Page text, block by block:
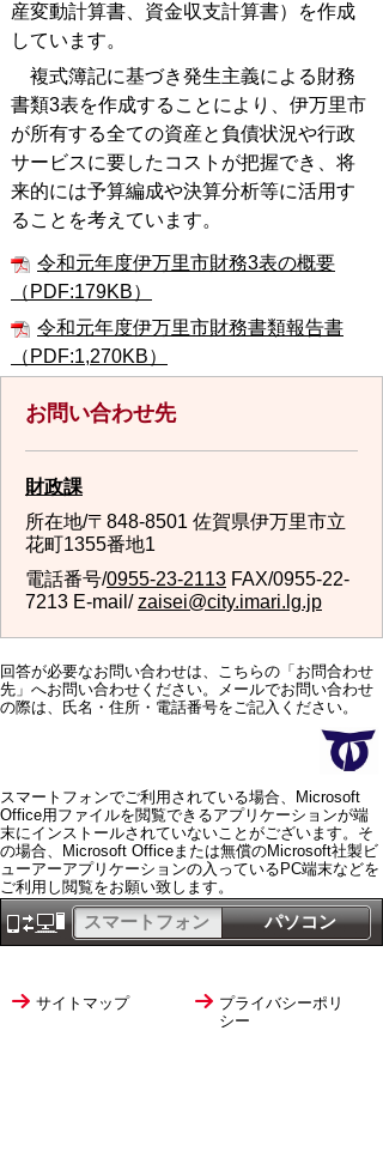
産変動計算書、資金収支計算書）を作成
しています。
複式簿記に基づき発生主義による財務
書類3表を作成することにより、伊万里市
が所有する全ての資産と負債状況や行政
サービスに要したコストが把握でき、将
来的には予算編成や決算分析等に活用す
ることを考えています。
令和元年度伊万里市財務3表の概要
（PDF:179KB）
令和元年度伊万里市財務書類報告書
（PDF:1,270KB）
お問い合わせ先
財政課
所在地/〒848-8501 佐賀県伊万里市立
花町1355番地1
電話番号/0955-23-2113 FAX/0955-22-
7213 E-mail/zaisei@city.imari.lg.jp
回答が必要なお問い合わせは、こちらの「お問合わせ
先」へお問い合わせください。メールでお問い合わせ
の際は、氏名・住所・電話番号をご記入ください。
スマートフォンでご利用されている場合、Microsoft
Office用ファイルを閲覧できるアプリケーションが端
末にインストールされていないことがございます。そ
の場合、Microsoft Officeまたは無償のMicrosoft社製ビ
ューアーアプリケーションの入っているPC端末などを
ご利用し閲覧をお願い致します。
パソコン
スマートフォン
サイトマップ
プライバシーポリ
シー